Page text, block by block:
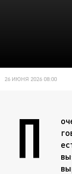
26 ИЮНЯ 2026 08:00
П